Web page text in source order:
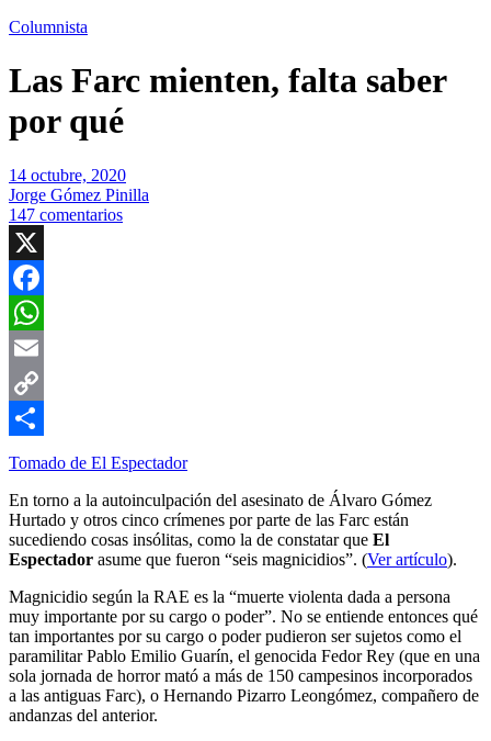
Columnista
Las Farc mienten, falta saber
por qué
14 octubre, 2020
Jorge Gómez Pinilla
147 comentarios
X
Facebook
WhatsApp
Email
Copy
Link
Compartir
Tomado de El Espectador
En torno a la autoinculpación del asesinato de Álvaro Gómez
Hurtado y otros cinco crímenes por parte de las Farc están
sucediendo cosas insólitas, como la de constatar que El
Espectador asume que fueron “seis magnicidios”. (Ver artículo).
Magnicidio según la RAE es la “muerte violenta dada a persona
muy importante por su cargo o poder”. No se entiende entonces qué
tan importantes por su cargo o poder pudieron ser sujetos como el
paramilitar Pablo Emilio Guarín, el genocida Fedor Rey (que en una
sola jornada de horror mató a más de 150 campesinos incorporados
a las antiguas Farc), o Hernando Pizarro Leongómez, compañero de
andanzas del anterior.